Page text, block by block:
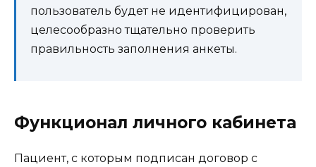
пользователь будет не идентифицирован,
целесообразно тщательно проверить
правильность заполнения анкеты.
Функционал личного кабинета
Пациент, с которым подписан договор с